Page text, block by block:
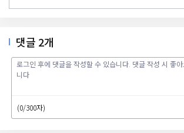
댓글 2개
(0/300자)